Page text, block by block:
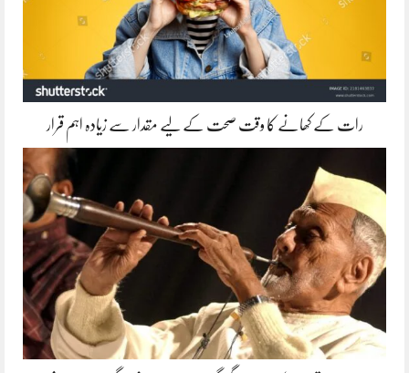
رات کے کھانے کا وقت صحت کے لیے مقدار سے زیادہ اہم قرار